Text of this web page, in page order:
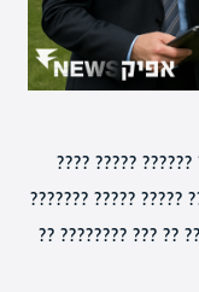
????? ????? ???
2005. ????? ????
?????? ????????